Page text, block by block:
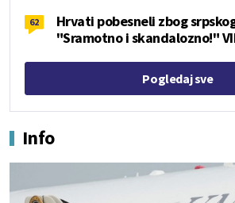
62
Hrvati pobesneli zbog
"Sramotno i skandalozno!"
Pogledaj sve
Info